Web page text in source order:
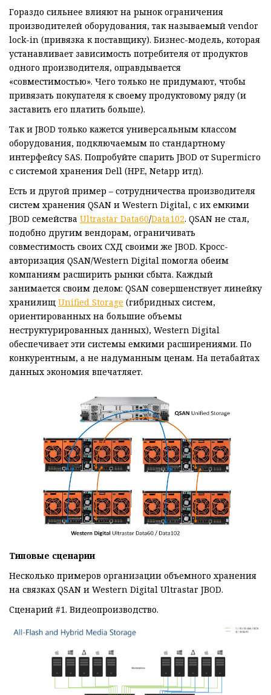
Гораздо сильнее влияют на рынок ограничения
производителей оборудования, так называемый vendor
lock-in (привязка к поставщику). Бизнес-модель, которая
устанавливает зависимость потребителя от продуктов
одного производителя, оправдывается
«совместимостью». Чего только не придумают, чтобы
привязать покупателя к своему продуктовому ряду (и
заставить его платить больше).
Так и JBOD только кажется универсальным классом
оборудования, подключаемым по стандартному
интерфейсу SAS. Попробуйте спарить JBOD от Supermicro
с системой хранения Dell (HPE, Netapp итд).
Есть и другой пример – сотрудничества производителя
систем хранения QSAN и Western Digital, c их емкими
JBOD семейства Ultrastar Data60/Data102. QSAN не стал,
подобно другим вендорам, ограничивать
совместимость своих СХД своими же JBOD. Кросс-
авторизация QSAN/Western Digital помогла обеим
компаниям расширить рынки сбыта. Каждый
занимается своим делом: QSAN совершенствует линейку
хранилищ Unified Storage (гибридных систем,
ориентированных на большие объемы
неструктурированных данных), Western Digital
обеспечивает эти системы емкими расширениями. По
конкурентным, а не надуманным ценам. На петабайтах
данных экономия впечатляет.
Типовые сценарии
Несколько примеров организации объемного хранения
на связках QSAN и Western Digital Ultrastar JBOD.
Сценарий #1. Видеопроизводство.